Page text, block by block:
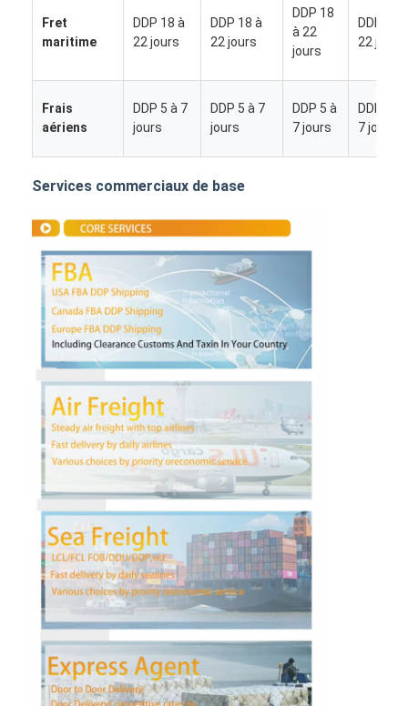
Aperçu
Visite d'usine
Contrôle de la qualité
Contact
Fret international en avant
Fret aérien en avant
fret maritime
DDP expédition de la Chine
expédition exprès
FRET FERROVIAIRE
Expédier à Amazon
Fret
maritime
DDP 18 à
22 jours
DDP 18 à
22 jours
DDP 18
à 22
jours
DDP 18
22 jours
Frais
aériens
DDP 5 à 7
jours
DDP 5 à 7
jours
DDP 5 à
7 jours
DDP 5 à
7 jours
Services commerciaux de base